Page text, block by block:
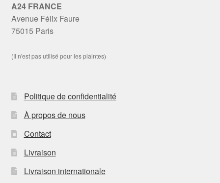
A24 FRANCE
Avenue Félix Faure
75015 Paris
(Il n'est pas utilisé pour les plaintes)
Politique de confidentialité
À propos de nous
Contact
Livraison
Livraison internationale